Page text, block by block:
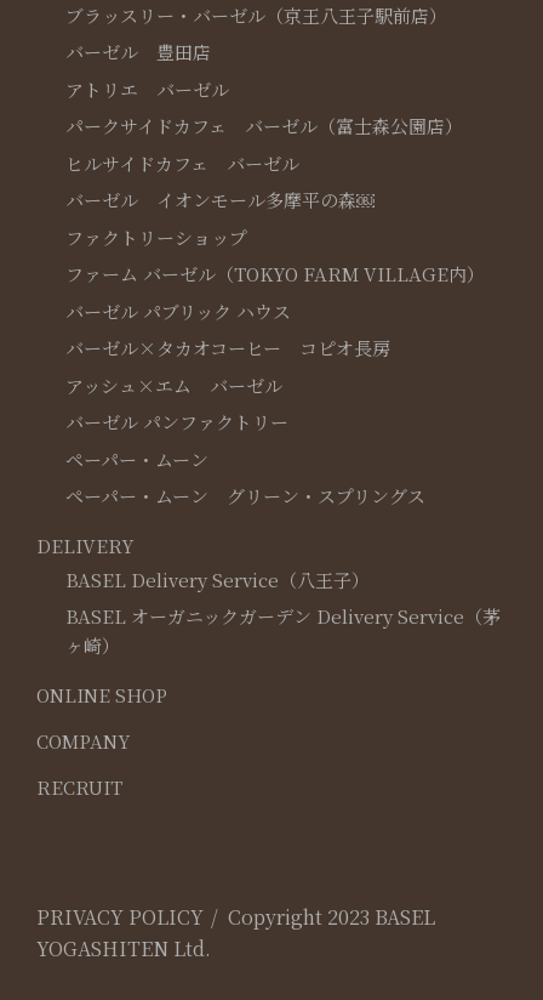
ブラッスリー・バーゼル（京王八王子駅前店）
バーゼル 豊田店
アトリエ バーゼル
パークサイドカフェ バーゼル（富士森公園店）
ヒルサイドカフェ バーゼル
バーゼル イオンモール多摩平の森￼
ファクトリーショップ
ファーム バーゼル（TOKYO FARM VILLAGE内）
バーゼル パブリック ハウス
バーゼル×タカオコーヒー コピオ長房
アッシュ×エム バーゼル
バーゼル パンファクトリー
ペーパー・ムーン
ペーパー・ムーン グリーン・スプリングス
DELIVERY
BASEL Delivery Service（八王子）
BASEL オーガニックガーデン Delivery Service（茅
ヶ崎）
ONLINE SHOP
COMPANY
RECRUIT
PRIVACY POLICY
Copyright 2023 BASEL
YOGASHITEN Ltd.